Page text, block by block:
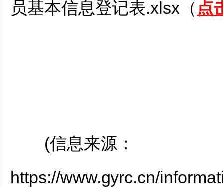
员基本信息登记表.xlsx（ 点
(信息来源：
https://www.gyrc.cn/